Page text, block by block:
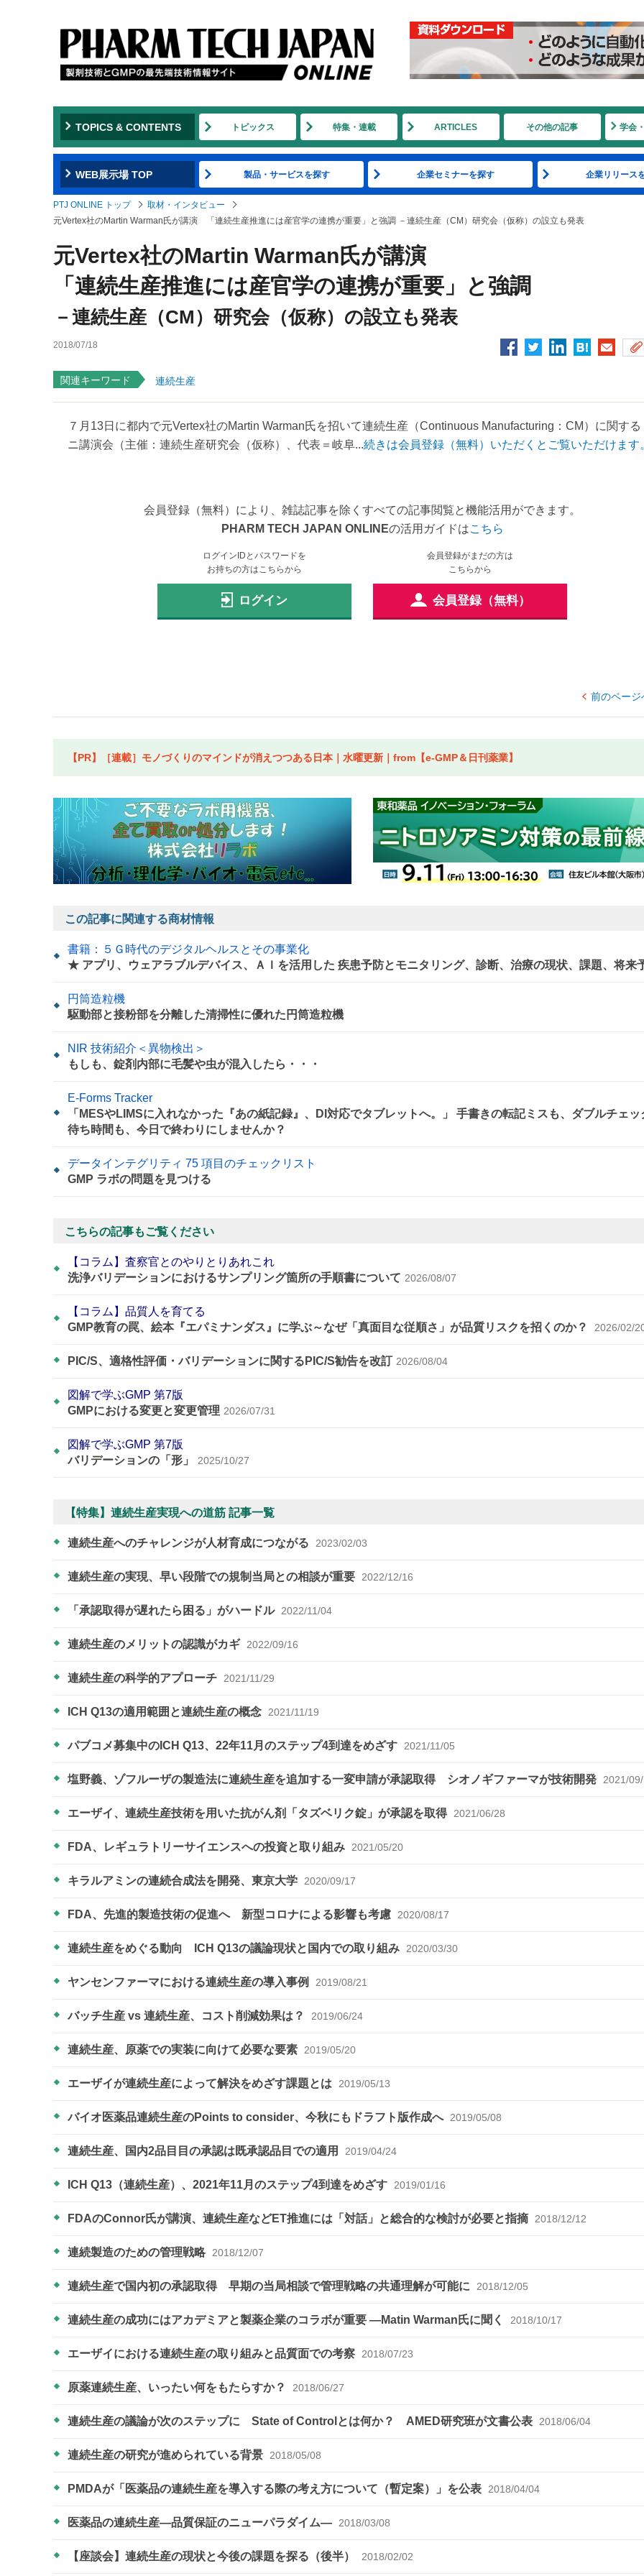
TOPICS & CONTENTS トピックス 特集・連載 ARTICLES その他の記事 学会
WEB展示場 TOP 製品・サービスを探す 企業セミナーを探す 企業リリース
PTJ ONLINE トップ
取材・インタビュー
元Vertex社のMartin Warman氏が講演 「連続生産推進には産官学の連携が重要」と強調 －連続生産（CM）研究会（仮称）の設立も発表
元Vertex社のMartin Warman氏が講演
「連続生産推進には産官学の連携が重要」と強調
－連続生産（CM）研究会（仮称）の設立も発表
2018/07/18
関連キーワード 連続生産
７月13日に都内で元Vertex社のMartin Warman氏を招いて連続生産（Continuous Manufacturing：CM）に関する
ニ講演会（主催：連続生産研究会（仮称）、代表＝岐阜...続きは会員登録（無料）いただくとご覧いただけます
会員登録（無料）により、雑誌記事を除くすべての記事閲覧と機能活用ができます。
PHARM TECH JAPAN ONLINEの活用ガイドはこちら
ログインIDとパスワードを
お持ちの方はこちらから
ログイン
会員登録がまだの方は
こちらから
会員登録（無料）
前のページ
【PR】［連載］モノづくりのマインドが消えつつある日本｜水曜更新｜from【e-GMP＆日刊薬業】
この記事に関連する商材情報
書籍：５Ｇ時代のデジタルヘルスとその事業化
★ アプリ、ウェアラブルデバイス、ＡＩを活用した 疾患予防とモニタリング、診断、治療の現状、課題、将来
円筒造粒機
駆動部と接粉部を分離した清掃性に優れた円筒造粒機
NIR 技術紹介＜異物検出＞
もしも、錠剤内部に毛髪や虫が混入したら・・・
E-Forms Tracker
「MESやLIMSに入れなかった『あの紙記録』、DI対応でタブレットへ。」 手書きの転記ミスも、ダブルチェッ
待ち時間も、今日で終わりにしませんか？
データインテグリティ 75 項目のチェックリスト
GMP ラボの問題を見つける
こちらの記事もご覧ください
【コラム】査察官とのやりとりあれこれ
洗浄バリデーションにおけるサンプリング箇所の手順書について 2026/08/07
【コラム】品質人を育てる
GMP教育の罠、絵本『エパミナンダス』に学ぶ～なぜ「真面目な従順さ」が品質リスクを招くのか？
2026/02/
PIC/S、適格性評価・バリデーションに関するPIC/S勧告を改訂 2026/08/04
図解で学ぶGMP 第7版
GMPにおける変更と変更管理 2026/07/31
図解で学ぶGMP 第7版
バリデーションの「形」
2025/10/27
【特集】連続生産実現への道筋 記事一覧
連続生産へのチャレンジが人材育成につながる 2023/02/03
連続生産の実現、早い段階での規制当局との相談が重要 2022/12/16
「承認取得が遅れたら困る」がハードル 2022/11/04
連続生産のメリットの認識がカギ 2022/09/16
連続生産の科学的アプローチ 2021/11/29
ICH Q13の適用範囲と連続生産の概念 2021/11/19
パブコメ募集中のICH Q13、22年11月のステップ4到達をめざす 2021/11/05
塩野義、ゾフルーザの製造法に連続生産を追加する一変申請が承認取得 シオノギファーマが技術開発 2021/
エーザイ、連続生産技術を用いた抗がん剤「タズベリク錠」が承認を取得 2021/06/28
FDA、レギュラトリーサイエンスへの投資と取り組み 2021/05/20
キラルアミンの連続合成法を開発、東京大学 2020/09/17
FDA、先進的製造技術の促進へ 新型コロナによる影響も考慮 2020/08/17
連続生産をめぐる動向 ICH Q13の議論現状と国内での取り組み 2020/03/30
ヤンセンファーマにおける連続生産の導入事例 2019/08/21
バッチ生産 vs 連続生産、コスト削減効果は？ 2019/06/24
連続生産、原薬での実装に向けて必要な要素 2019/05/20
エーザイが連続生産によって解決をめざす課題とは 2019/05/13
バイオ医薬品連続生産のPoints to consider、今秋にもドラフト版作成へ 2019/05/08
連続生産、国内2品目目の承認は既承認品目での適用 2019/04/24
ICH Q13（連続生産）、2021年11月のステップ4到達をめざす 2019/01/16
FDAのConnor氏が講演、連続生産などET推進には「対話」と総合的な検討が必要と指摘 2018/12/12
連続製造のための管理戦略 2018/12/07
連続生産で国内初の承認取得 早期の当局相談で管理戦略の共通理解が可能に 2018/12/05
連続生産の成功にはアカデミアと製薬企業のコラボが重要 ―Matin Warman氏に聞く 2018/10/17
エーザイにおける連続生産の取り組みと品質面での考察 2018/07/23
原薬連続生産、いったい何をもたらすか？ 2018/06/27
連続生産の議論が次のステップに State of Controlとは何か？ AMED研究班が文書公表 2018/06/04
連続生産の研究が進められている背景 2018/05/08
PMDAが「医薬品の連続生産を導入する際の考え方について（暫定案）」を公表 2018/04/04
医薬品の連続生産―品質保証のニューパラダイム― 2018/03/08
【座談会】連続生産の現状と今後の課題を探る（後半） 2018/02/02